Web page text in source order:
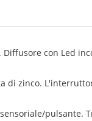
con Led
di zinco.
pulsante.